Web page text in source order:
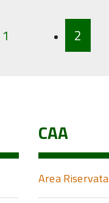
1 2
CAA
Area Riservata